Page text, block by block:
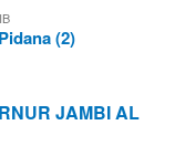
(2)
JAMBI AL